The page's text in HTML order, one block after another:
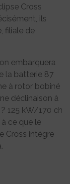
Cross
ils
filiale de
embarquera
la batterie 87
à rotor bobiné
déclinaison à
125 kW/170 ch
ce que le
Cross intègre